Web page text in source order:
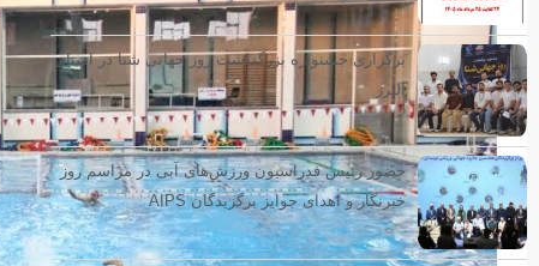
برگزاری جشنواره بزرگداشت روز جهانی شنا در استان
البرز
حضور رئیس فدراسیون ورزش‌های آبی در مراسم روز
خبرنگار و اهدای جوایز برگزیدگان AIPS